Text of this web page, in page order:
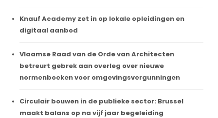
Knauf Academy zet in op lokale opleidingen en
digitaal aanbod
Vlaamse Raad van de Orde van Architecten
betreurt gebrek aan overleg over nieuwe
normenboeken voor omgevingsvergunningen
Circulair bouwen in de publieke sector: Brussel
maakt balans op na vijf jaar begeleiding